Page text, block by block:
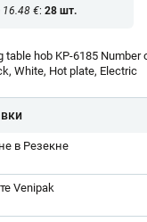
16.48 €: 28 шт.
table hob KP-6185
White, Hot plate, Electric
в Резекне
Venipak